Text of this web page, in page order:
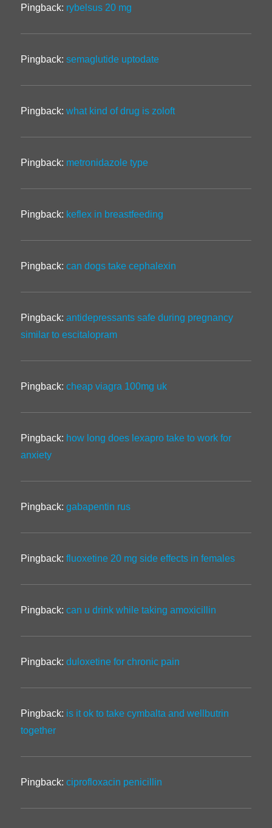
Pingback: rybelsus 20 mg
Pingback:semaglutide uptodate
Pingback:what kind of drug is zoloft
Pingback: metronidazole type
Pingback: keflex in breastfeeding
Pingback:can dogs take cephalexin
Pingback:antidepressants safe during pregnancy
similar to escitalopram
Pingback:cheap viagra 100mg uk
Pingback: how long does lexapro take to work for
anxiety
Pingback:gabapentin rus
Pingback:fluoxetine 20 mg side effects in females
Pingback:can u drink while taking amoxicillin
Pingback:duloxetine for chronic pain
Pingback: is it ok to take cymbalta and wellbutrin
together
Pingback:ciprofloxacin penicillin